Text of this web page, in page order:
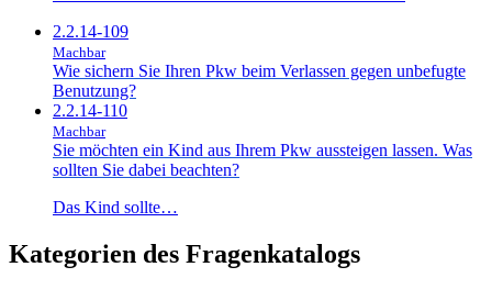
2.2.14-109
Machbar
Wie sichern Sie Ihren Pkw beim Verlassen gegen unbefugte
Benutzung?
2.2.14-110
Machbar
Sie möchten ein Kind aus Ihrem Pkw aussteigen lassen. Was
sollten Sie dabei beachten?
Das Kind sollte…
Kategorien des Fragenkatalogs